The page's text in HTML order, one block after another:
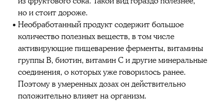
но и стоит дороже.
Необработанный продукт содержит большое
количество полезных веществ, в том числе
активирующие пищеварение ферменты, витамины
группы В, биотин, витамин С и другие минеральные
соединения, о которых уже говорилось ранее.
Поэтому в умеренных дозах он действительно
положительно влияет на организм.